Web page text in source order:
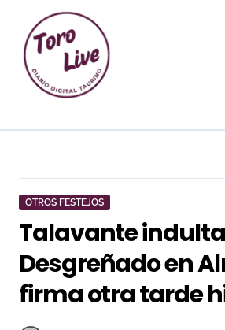
contenido
OTROS FESTEJOS
Talavante
Desgreñado en
firma otra tarde